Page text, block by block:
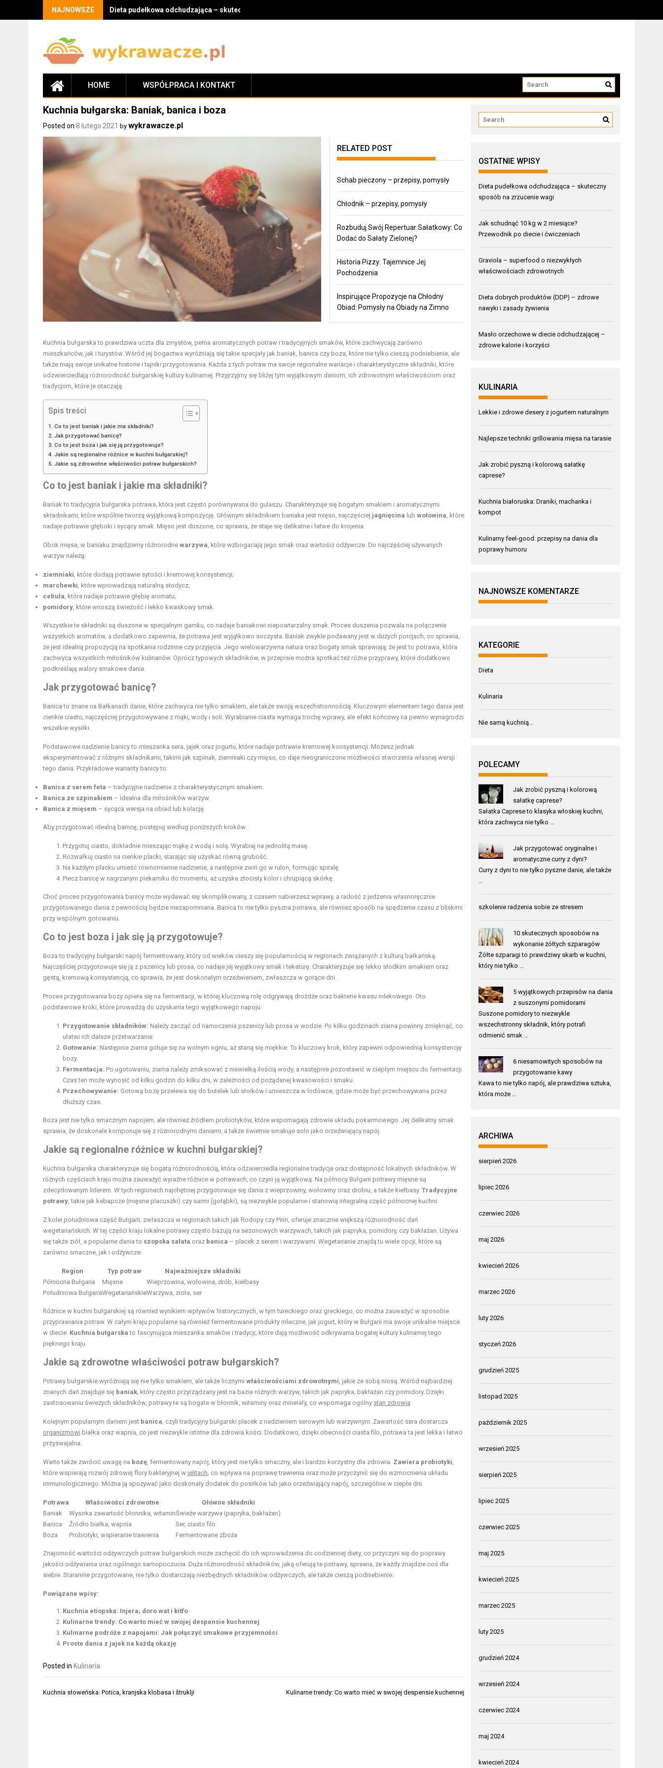
NAJNOWSZE Dieta pudełkowa odchudzająca – skuteczny sposób na zrzucenie wagi
HOME WSPÓŁPRACA I KONTAKT
Kuchnia bułgarska: Baniak, banica i boza
Posted on 8 lutego 2021 by wykrawacze.pl
RELATED POST
Schab pieczony – przepisy, pomysły
Chłodnik – przepisy, pomysły
Rozbuduj Swój Repertuar Sałatkowy: Co
Dodać do Sałaty Zielonej?
Historia Pizzy: Tajemnice Jej
Pochodzenia
Inspirujące Propozycje na Chłodny
Obiad: Pomysły na Obiady na Zimno
Kuchnia bułgarska to prawdziwa uczta dla zmysłów, pełna aromatycznych potraw i tradycyjnych smaków, które zachwycają zarówno
mieszkańców, jak i turystów. Wśród jej bogactwa wyróżniają się takie specjały jak baniak, banica czy boza, które nie tylko cieszą podniebienie, ale
także mają swoje unikalne historie i tajniki przygotowania. Każda z tych potraw ma swoje regionalne wariacje i charakterystyczne składniki, które
odzwierciedlają różnorodność bułgarskiej kultury kulinarnej. Przyjrzyjmy się bliżej tym wyjątkowym daniom, ich zdrowotnym właściwościom oraz
tradycjom, które je otaczają.
Spis treści
Co to jest baniak i jakie ma składniki?
Jak przygotować banicę?
Co to jest boza i jak się ją przygotowuje?
Jakie są regionalne różnice w kuchni bułgarskiej?
Jakie są zdrowotne właściwości potraw bułgarskich?
Co to jest baniak i jakie ma składniki?
Baniak to tradycyjna bułgarska potrawa, która jest często porównywana do gulaszu. Charakteryzuje się bogatym smakiem i aromatycznymi
składnikami, które wspólnie tworzą wyjątkową kompozycję. Głównym składnikiem baniaka jest mięso, najczęściej jagnięcina lub wołowina, które
nadaje potrawie głęboki i sycący smak. Mięso jest duszone, co sprawia, że staje się delikatne i łatwe do krojenia.
Obok mięsa, w baniaku znajdziemy różnorodne warzywa, które wzbogacają jego smak oraz wartości odżywcze. Do najczęściej używanych
warzyw należą:
ziemniaki, które dodają potrawie sytości i kremowej konsystencji;
marchewki, które wprowadzają naturalną słodycz;
cebula, która nadaje potrawie głębię aromatu;
pomidory, które wnoszą świeżość i lekko kwaskowy smak.
Wszystkie te składniki są duszone w specjalnym garnku, co nadaje baniakowi niepowtarzalny smak. Proces duszenia pozwala na połączenie
wszystkich aromatów, a dodatkowo zapewnia, że potrawa jest wyjątkowo soczysta. Baniak zwykle podawany jest w dużych porcjach, co sprawia,
że jest idealną propozycją na spotkania rodzinne czy przyjęcia. Jego wielowarzywna natura oraz bogaty smak sprawiają, że jest to potrawa, która
zachwyca wszystkich miłośników kulinariów. Oprócz typowych składników, w przepisie można spotkać też różne przyprawy, które dodatkowo
podkreślają walory smakowe dania.
Jak przygotować banicę?
Banica to znane na Bałkanach danie, które zachwyca nie tylko smakiem, ale także swoją wszechstronnością. Kluczowym elementem tego dania jest
cienkie ciasto, najczęściej przygotowywane z mąki, wody i soli. Wyrabianie ciasta wymaga trochę wprawy, ale efekt końcowy na pewno wynagrodzi
wszelkie wysiłki.
Podstawowe nadzienie banicy to mieszanka sera, jajek oraz jogurtu, które nadaje potrawie kremowej konsystencji. Możesz jednak
eksperymentować z różnymi składnikami, takimi jak szpinak, ziemniaki czy mięso, co daje nieograniczone możliwości stworzenia własnej wersji
tego dania. Przykładowe warianty banicy to:
Banica z serem feta – tradycyjne nadzienie z charakterystycznym smakiem.
Banica ze szpinakiem – idealna dla miłośników warzyw.
Banica z mięsem – sycąca wersja na obiad lub kolację.
Aby przygotować idealną banicę, postępuj według poniższych kroków:
Przygotuj ciasto, dokładnie mieszając mąkę z wodą i solą. Wyrabiaj na jednolitą masę.
Rozwałkuj ciasto na cienkie placki, starając się uzyskać równą grubość.
Na każdym placku umieść równomiernie nadzienie, a następnie zwiń go w rulon, formując spiralę.
Piecz banicę w nagrzanym piekarniku do momentu, aż uzyska złocisty kolor i chrupiącą skórkę.
Choć proces przygotowania banicy może wydawać się skomplikowany, z czasem nabierzesz wprawy, a radość z jedzenia własnoręcznie
przygotowanego dania z pewnością będzie niezapomniana. Banica to nie tylko pyszna potrawa, ale również sposób na spędzenie czasu z bliskimi
przy wspólnym gotowaniu.
Co to jest boza i jak się ją przygotowuje?
Boza to tradycyjny bułgarski napój fermentowany, który od wieków cieszy się popularnością w regionach związanych z kulturą bałkańską.
Najczęściej przygotowuje się ją z pszenicy lub prosa, co nadaje jej wyjątkowy smak i teksturę. Charakteryzuje się lekko słodkim smakiem oraz
gęstą, kremową konsystencją, co sprawia, że jest doskonałym orzeźwieniem, zwłaszcza w gorące dni.
Proces przygotowania bozy opiera się na fermentacji, w której kluczową rolę odgrywają drożdże oraz bakterie kwasu mlekowego. Oto
podstawowe kroki, które prowadzą do uzyskania tego wyjątkowego napoju:
Przygotowanie składników: Należy zacząć od namoczenia pszenicy lub prosa w wodzie. Po kilku godzinach ziarna powinny zmięknąć, co
ułatwi ich dalsze przetwarzanie.
Gotowanie: Następnie ziarna gotuje się na wolnym ogniu, aż staną się miękkie. To kluczowy krok, który zapewni odpowiednią konsystencję
bozy.
Fermentacja: Po ugotowaniu, ziarna należy zmiksować z niewielką ilością wody, a następnie pozostawić w ciepłym miejscu do fermentacji.
Czas ten może wynosić od kilku godzin do kilku dni, w zależności od pożądanej kwasowości i smaku.
Przechowywanie: Gotową bozę przelewa się do butelek lub słoików i umieszcza w lodówce, gdzie może być przechowywana przez
dłuższy czas.
Boza jest nie tylko smacznym napojem, ale również źródłem probiotyków, które wspomagają zdrowie układu pokarmowego. Jej delikatny smak
sprawia, że doskonale komponuje się z różnorodnymi daniami, a także świetnie smakuje solo jako orzeźwiający napój.
Jakie są regionalne różnice w kuchni bułgarskiej?
Kuchnia bułgarska charakteryzuje się bogatą różnorodnością, która odzwierciedla regionalne tradycje oraz dostępność lokalnych składników. W
różnych częściach kraju można zauważyć wyraźne różnice w potrawach, co czyni ją wyjątkową. Na północy Bułgarii potrawy mięsne są
zdecydowanym liderem. W tych regionach najchętniej przygotowuje się dania z wieprzowiny, wołowiny oraz drobiu, a także kiełbasy. Tradycyjne
potrawy, takie jak kebapcze (mięsne placuszki) czy sarmi (gołąbki), są niezwykle popularne i stanowią integralną część północnej kuchni.
Z kolei południowa część Bułgarii, zwłaszcza w regionach takich jak Rodopy czy Pirin, oferuje znacznie większą różnorodność dań
wegetariańskich. W tej części kraju lokalne potrawy często bazują na sezonowych warzywach, takich jak papryka, pomidory, czy bakłażan. Używa
się także ziół, a popularne dania to szopska sałata oraz banica – placek z serem i warzywami. Wegetarianie znajdą tu wiele opcji, które są
zarówno smaczne, jak i odżywcze.
Region Typ potraw
Najważniejsze składniki
Północna Bułgaria
Mięsne
Wieprzowina, wołowina, drób, kiełbasy
Południowa BułgariaWegetariańskieWarzywa, zioła, ser
Różnice w kuchni bułgarskiej są również wynikiem wpływów historycznych, w tym tureckiego oraz greckiego, co można zauważyć w sposobie
przyprawiania potraw. W całym kraju popularne są również fermentowane produkty mleczne, jak jogurt, który w Bułgarii ma swoje unikalne miejsce
w diecie. Kuchnia bułgarska to fascynująca mieszanka smaków i tradycji, które dają możliwość odkrywania bogatej kultury kulinarnej tego
pięknego kraju.
Jakie są zdrowotne właściwości potraw bułgarskich?
Potrawy bułgarskie wyróżniają się nie tylko smakiem, ale także licznymi właściwościami zdrowotnymi, jakie ze sobą niosą. Wśród najbardziej
znanych dań znajduje się baniak, który często przyrządzany jest na bazie różnych warzyw, takich jak papryka, bakłażan czy pomidory. Dzięki
zastosowaniu świeżych składników, potrawy te są bogate w błonnik, witaminy oraz minerały, co wspomaga ogólny stan zdrowia.
Kolejnym popularnym daniem jest banica, czyli tradycyjny bułgarski placek z nadzieniem serowym lub warzywnym. Zawartość sera dostarcza
organizmowi białka oraz wapnia, co jest niezwykle istotne dla zdrowia kości. Dodatkowo, dzięki obecności ciasta filo, potrawa ta jest lekka i łatwo
przyswajalna.
Warto także zwrócić uwagę na bozę, fermentowany napój, który jest nie tylko smaczny, ale i bardzo korzystny dla zdrowia. Zawiera probiotyki,
które wspierają rozwój zdrowej flory bakteryjnej w jelitach, co wpływa na poprawę trawienia oraz może przyczynić się do wzmocnienia układu
immunologicznego. Można ją spożywać jako doskonały dodatek do posiłków lub jako orzeźwiający napój, szczególnie w ciepłe dni.
Potrawa Właściwości zdrowotne
Główne składniki
Baniak
Wysoka zawartość błonnika, witaminŚwieże warzywa (papryka, bakłażan)
Banica
Źródło białka, wapnia
Ser, ciasto filo
Boza
Probiotyki, wspieranie trawienia Fermentowane zboża
Znajomość wartości odżywczych potraw bułgarskich może zachęcić do ich wprowadzenia do codziennej diety, co przyczyni się do poprawy
jakości odżywiania oraz ogólnego samopoczucia. Duża różnorodność składników, jaką oferują te potrawy, sprawia, że każdy znajdzie coś dla
siebie. Starannie przygotowane, nie tylko dostarczają niezbędnych składników odżywczych, ale także cieszą podniebienie.
Powiązane wpisy:
Kuchnia etiopska: Injera, doro wat i kitfo
Kulinarne trendy: Co warto mieć w swojej despensie kuchennej
Kulinarne podróże z napojami: Jak połączyć smakowe przyjemności
Proste dania z jajek na każdą okazję
Posted in Kulinaria
Nawigacja
Kuchnia słoweńska: Potica, kranjska klobasa i štruklji Kulinarne trendy: Co warto mieć w swojej despensie kuchennej
OSTATNIE WPISY
Dieta pudełkowa odchudzająca – skuteczny
sposób na zrzucenie wagi
Jak schudnąć 10 kg w 2 miesiące?
Przewodnik po diecie i ćwiczeniach
Graviola – superfood o niezwykłych
właściwościach zdrowotnych
Dieta dobrych produktów (DDP) – zdrowe
nawyki i zasady żywienia
Masło orzechowe w diecie odchudzającej –
zdrowe kalorie i korzyści
KULINARIA
Lekkie i zdrowe desery z jogurtem naturalnym
Najlepsze techniki grillowania mięsa na tarasie
Jak zrobić pyszną i kolorową sałatkę
caprese?
Kuchnia białoruska: Draniki, machanka i
kompot
Kulinarny feel-good: przepisy na dania dla
poprawy humoru
NAJNOWSZE KOMENTARZE
KATEGORIE
Dieta
Kulinaria
Nie samą kuchnią…
POLECAMY
Jak zrobić pyszną i kolorową
sałatkę caprese?
Sałatka Caprese to klasyka włoskiej kuchni,
która zachwyca nie tylko …
Jak przygotować oryginalne i
aromatyczne curry z dyni?
Curry z dyni to nie tylko pyszne danie, ale także
szkolenie radzenia sobie ze stresem
10 skutecznych sposobów na
wykonanie żółtych szparagów
Żółte szparagi to prawdziwy skarb w kuchni,
który nie tylko …
5 wyjątkowych przepisów na dania
z suszonymi pomidorami
Suszone pomidory to niezwykle
wszechstronny składnik, który potrafi
odmienić smak …
6 niesamowitych sposobów na
przygotowanie kawy
Kawa to nie tylko napój, ale prawdziwa sztuka,
która może …
ARCHIWA
sierpień 2026
lipiec 2026
czerwiec 2026
maj 2026
kwiecień 2026
marzec 2026
luty 2026
styczeń 2026
grudzień 2025
listopad 2025
październik 2025
wrzesień 2025
sierpień 2025
lipiec 2025
czerwiec 2025
maj 2025
kwiecień 2025
marzec 2025
luty 2025
grudzień 2024
wrzesień 2024
czerwiec 2024
maj 2024
kwiecień 2024